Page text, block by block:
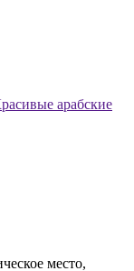
арабские
место,